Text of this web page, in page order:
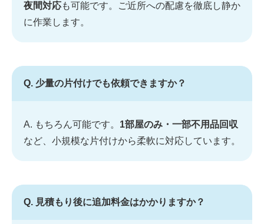
夜間対応も可能です。ご近所への配慮を徹底し静か
に作業します。
Q. 少量の片付けでも依頼できますか？
A. もちろん可能です。 1部屋のみ・一部不用品回収
など、小規模な片付けから柔軟に対応しています。
Q. 見積もり後に追加料金はかかりますか？